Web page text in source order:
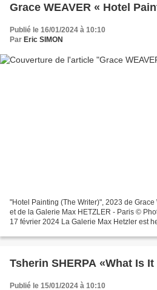
Grace WEAVER « Hotel
Publié le 16/01/2024 à 10:10
Par Eric SIMON
"Hotel Painting (The Writer)", 2023 de
et de la Galerie Max HETZLER - Paris ©
17 février 2024 La Galerie Max Hetzler est
Tsherin SHERPA «What Is It
Publié le 15/01/2024 à 10:10